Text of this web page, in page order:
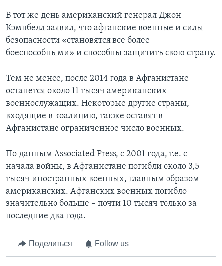
В тот же день американский генерал Джон
Кэмпбелл заявил, что афганские военные и силы
безопасности «становятся все более
боеспособными» и способны защитить свою страну.
Тем не менее, после 2014 года в Афганистане
останется около 11 тысяч американских
военнослужащих. Некоторые другие страны,
входящие в коалицию, также оставят в
Афганистане ограниченное число военных.
По данным Associated Press, с 2001 года, т.е. с
начала войны, в Афганистане погибли около 3,5
тысяч иностранных военных, главным образом
американских. Афганских военных погибло
значительно больше – почти 10 тысяч только за
последние два года.
Поделиться Follow us